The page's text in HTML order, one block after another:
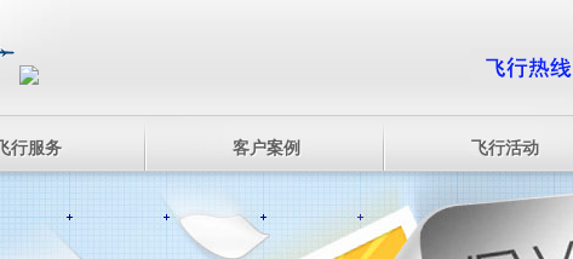
飞行服务 客户案例 飞行活动